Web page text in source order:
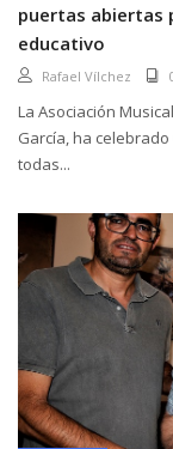
puertas abiertas
educativo
Rafael Vílchez
La Asociación
García, ha
todas...